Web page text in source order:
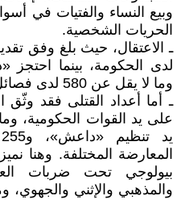
وبيع النساء والفتيات في
الحريات الشخصية.
وما لا يقل عن 580 لدى فصائل مسلحة مختلفة.
المعارضة المختلفة. وهنا
بيولوجي تحت ضربات
والمذهبي والإثني